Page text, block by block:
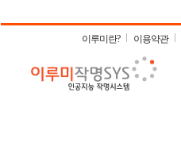
이루미란? 이용약관